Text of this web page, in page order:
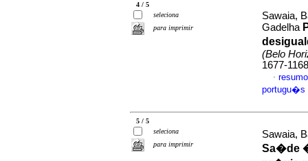
4 / 5
seleciona
para imprimir
Sawaia,
Gadelha
(Belo
1677-1168
·
portugu�s
5 / 5
seleciona
para imprimir
Sawaia,
Sa�de